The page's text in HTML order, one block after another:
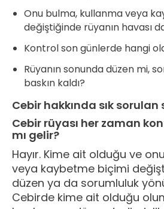
Onu bulma, kullanma veya
değiştiğinde rüyanın havası
Kontrol son günlerde hangi
Rüyanın sonunda düzen mi,
baskın kaldı?
Cebir hakkında sık
Cebir rüyası her zaman
mı gelir?
Hayır. Kime ait olduğu ve
veya kaybetme biçimi
düzen ya da sorumluluk
Cebirde kime ait olduğu